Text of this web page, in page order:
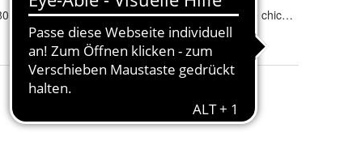
g/m²)
Werbliche
Produkttypbezeichnung:
Hängetasche chic® ULTIMATE®